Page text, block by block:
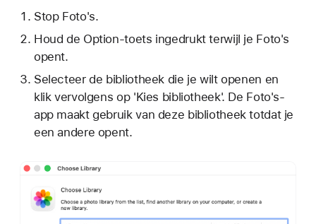
Stop Foto's.
Houd de Option-toets ingedrukt terwijl je Foto's
opent.
Selecteer de bibliotheek die je wilt openen en
klik vervolgens op 'Kies bibliotheek'. De Foto's-
app maakt gebruik van deze bibliotheek totdat je
een andere opent.